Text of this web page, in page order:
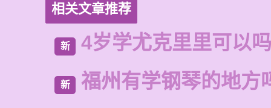
相关文章推荐
新 4岁学尤克里里可以吗
新 福州有学钢琴的地方